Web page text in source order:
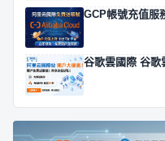
GCP帳號充值服
谷歌雲國際 谷歌